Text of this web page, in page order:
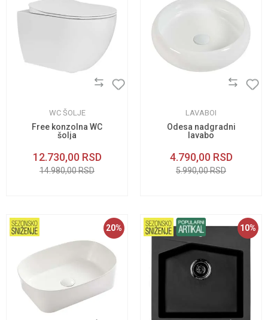
WC ŠOLJE
Free konzolna WC
šolja
12.730,00 RSD
14.980,00RSD
LAVABOI
Odesa nadgradni
lavabo
4.790,00 RSD
5.990,00RSD
20% 10%